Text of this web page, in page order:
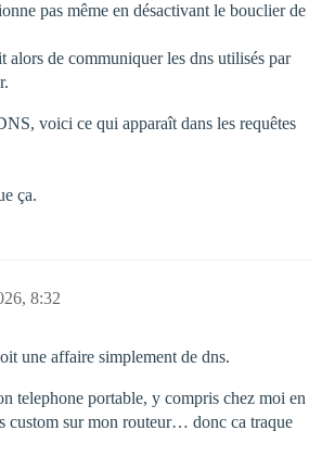
pas même en désactivant le bouclier de
alors de communiquer les dns utilisés par
voici ce qui apparaît dans les requêtes
ça.
8:32
une affaire simplement de dns.
telephone portable, y compris chez moi en
custom sur mon routeur… donc ca traque